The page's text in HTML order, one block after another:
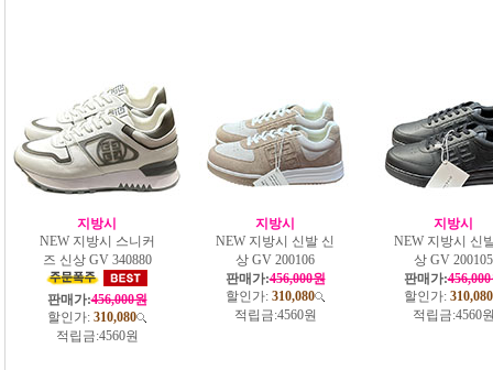
지방시
NEW 지방시 스니커
즈 신상 GV 340880
판매가:456,000원
할인가: 310,080
적립금:4560원
지방시
NEW 지방시 신발 신
상 GV 200106
판매가:456,000원
할인가: 310,080
적립금:4560원
지방시
NEW 지방시 신
상 GV 200105
판매가:
할인가: 310,080
적립금:4560